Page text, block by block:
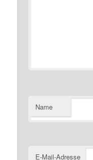
Name
E-Mail-Adresse